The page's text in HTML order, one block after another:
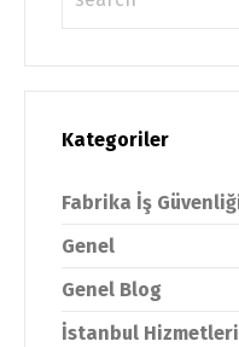
Kategoriler
Fabrika İş
Genel
Genel Blog
İstanbul